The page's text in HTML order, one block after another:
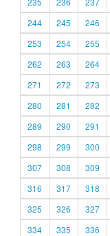
244
245 246
253
254 255
262
263 264
271
272 273
280
281 282
289
290 291
298
299 300
307
308 309
316
317 318
325
326 327
334
335 336